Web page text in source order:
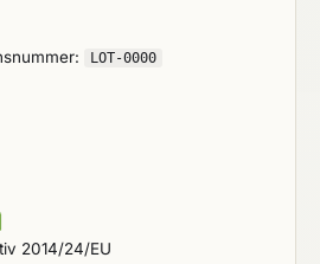
LOT-0000
2014/24/EU